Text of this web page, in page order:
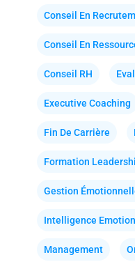
Conseil En
Conseil En
Conseil RH
Executive Coaching
Fin De Carrière
Formation
Gestion
Intelligence
Management